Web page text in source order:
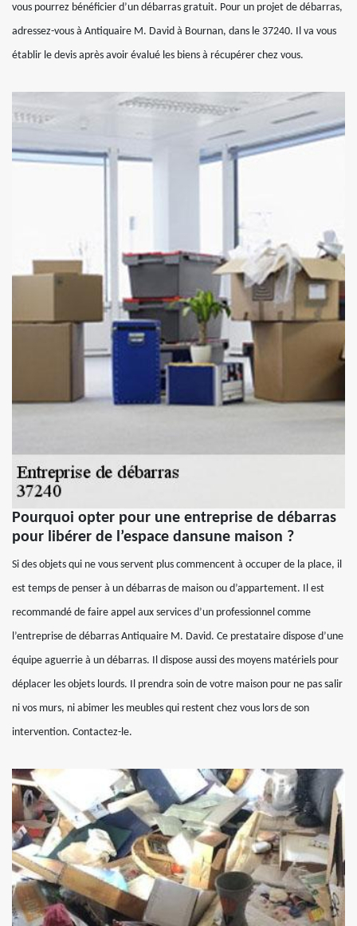
vous pourrez bénéficier d’un débarras gratuit. Pour un projet de débarras,
adressez-vous à Antiquaire M. David à Bournan, dans le 37240. Il va vous
établir le devis après avoir évalué les biens à récupérer chez vous.
Pourquoi opter pour une entreprise de débarras
pour libérer de l’espace dansune maison ?
Si des objets qui ne vous servent plus commencent à occuper de la place, il
est temps de penser à un débarras de maison ou d’appartement. Il est
recommandé de faire appel aux services d’un professionnel comme
l’entreprise de débarras Antiquaire M. David. Ce prestataire dispose d’une
équipe aguerrie à un débarras. Il dispose aussi des moyens matériels pour
déplacer les objets lourds. Il prendra soin de votre maison pour ne pas salir
ni vos murs, ni abimer les meubles qui restent chez vous lors de son
intervention. Contactez-le.